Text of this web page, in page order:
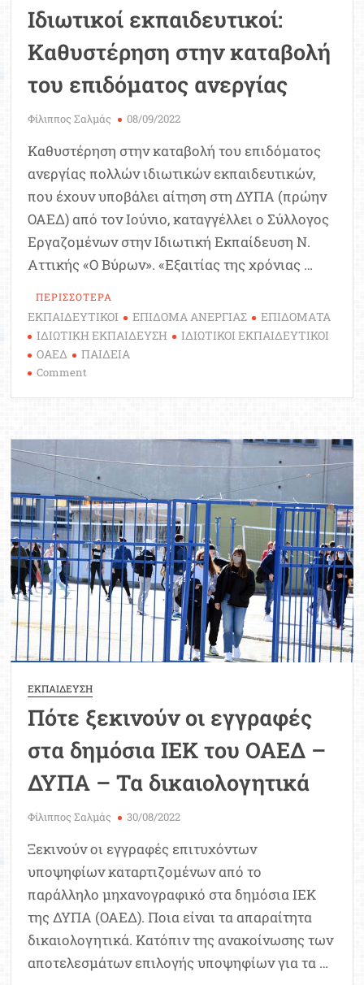
Ιδιωτικοί εκπαιδευτικοί:
Καθυστέρηση στην καταβολή
του επιδόματος ανεργίας
Φίλιππος Σαλμάς 08/09/2022
Καθυστέρηση στην καταβολή του επιδόματος
ανεργίας πολλών ιδιωτικών εκπαιδευτικών,
που έχουν υποβάλει αίτηση στη ΔΥΠΑ (πρώην
ΟΑΕΔ) από τον Ιούνιο, καταγγέλλει ο Σύλλογος
Εργαζομένων στην Ιδιωτική Εκπαίδευση Ν.
Αττικής «Ο Βύρων». «Εξαιτίας της χρόνιας …
ΠΕΡΙΣΣΟΤΕΡΑ
ΕΚΠΑΙΔΕΥΤΙΚΟΙ ΕΠΙΔΟΜΑ ΑΝΕΡΓΙΑΣ
ΕΠΙΔΟΜΑΤΑ
ΙΔΙΩΤΙΚΗ ΕΚΠΑΙΔΕΥΣΗ
ΙΔΙΩΤΙΚΟΙ ΕΚΠΑΙΔΕΥΤΙΚΟΙ
ΟΑΕΔ
ΠΑΙΔΕΙΑ
Comment
στην
καταβολή
του επιδόματος
ανεργίας
ΕΚΠΑΙΔΕΥΣΗ
Πότε ξεκινούν οι εγγραφές
στα δημόσια ΙΕΚ του ΟΑΕΔ –
ΔΥΠΑ – Τα δικαιολογητικά
Φίλιππος Σαλμάς 30/08/2022
Ξεκινούν οι εγγραφές επιτυχόντων
υποψηφίων καταρτιζομένων από το
παράλληλο μηχανογραφικό στα δημόσια ΙΕΚ
της ΔΥΠΑ (ΟΑΕΔ). Ποια είναι τα απαραίτητα
δικαιολογητικά. Κατόπιν της ανακοίνωσης των
αποτελεσμάτων επιλογής υποψηφίων για τα …